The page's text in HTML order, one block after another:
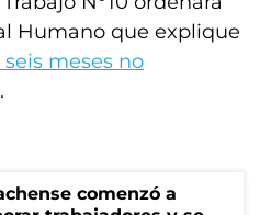
Humano que explique
meses no
.
comenzó a